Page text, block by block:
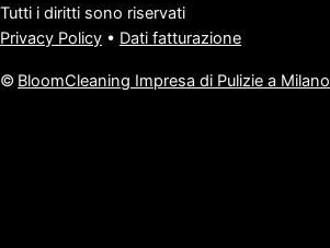
Tutti i diritti sono riservati
Privacy Policy • Dati fatturazione
© BloomCleaning Impresa di Pulizie a Milano